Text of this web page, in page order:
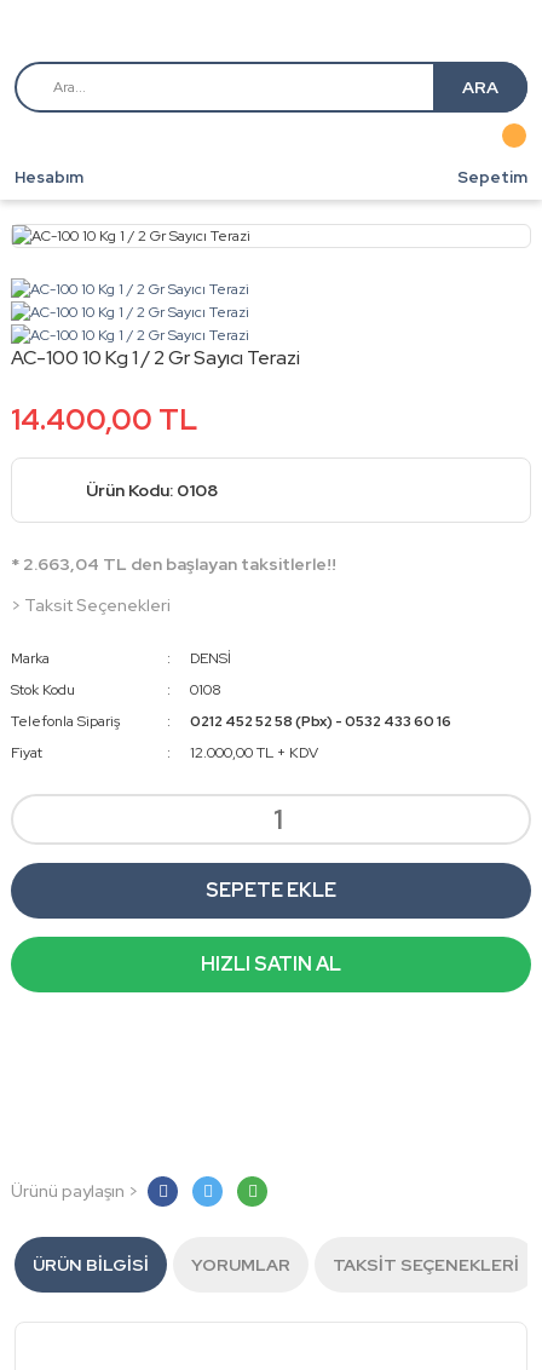
ARA
Hesabım Sepetim
AC-100 10 Kg 1 / 2 Gr Sayıcı Terazi
14.400,00 TL
Ürün Kodu: 0108
* 2.663,04 TL den başlayan taksitlerle!!
> Taksit Seçenekleri
Marka
DENSİ
Stok Kodu
0108
Telefonla Sipariş
0212 452 52 58 (Pbx) - 0532 433 60 16
Fiyat
12.000,00 TL + KDV
SEPETE EKLE
HIZLI SATIN AL
Ürünü paylaşın >
ÜRÜN BILGISI YORUMLAR TAKSIT SEÇENEKLERI